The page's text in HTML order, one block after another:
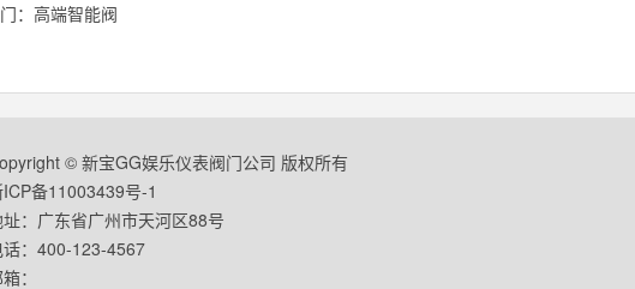
：高端智能阀
© 新宝GG娱乐仪表阀门公司 版权所有
ICP备11003439号-1
：广东省广州市天河区88号
话：400-123-4567
：